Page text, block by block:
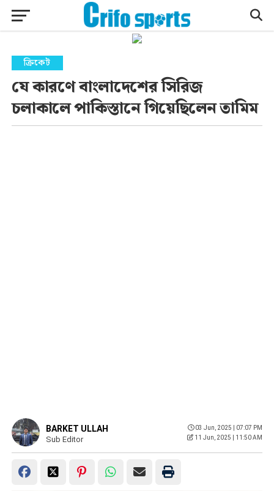
ক্রিকেট
যে কারণে বাংলাদেশের সিরিজ
চলাকালে পাকিস্তানে গিয়েছিলেন তামিম
BARKET ULLAH
Sub Editor
03 Jun, 2025 | 07:07 PM
11 Jun, 2025 | 11:50 AM